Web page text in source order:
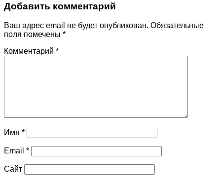
Добавить комментарий
Ваш адрес email не будет опубликован. Обязательные
поля помечены *
Комментарий *
Имя *
Email *
Сайт